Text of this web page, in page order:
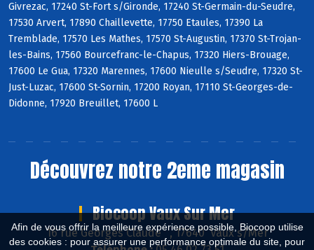
Afin de vous offrir la meilleure expérience possible, Biocoop utilise
des cookies : pour assurer une performance optimale du site, pour
Givrezac, 17240 St-Fort s/Gironde, 17240 St-Germain-du-Seudre,
17530 Arvert, 17890 Chaillevette, 17750 Etaules, 17390 La
Tremblade, 17570 Les Mathes, 17570 St-Augustin, 17370 St-Trojan-
les-Bains, 17560 Bourcefranc-le-Chapus, 17320 Hiers-Brouage,
17600 Le Gua, 17320 Marennes, 17600 Nieulle s/Seudre, 17320 St-
Just-Luzac, 17600 St-Sornin, 17200 Royan, 17110 St-Georges-de-
Didonne, 17920 Breuillet, 17600 L
Découvrez notre 2eme magasin
Biocoop Vaux Sur Mer
16 rue Georges Claude , 17640 Vaux s/Mer